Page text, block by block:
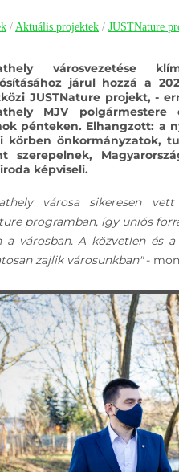
/ Aktuális projektek / JUSTNature
városvezetése
járul hozzá a
JUSTNature projekt, -
MJV
pénteken. Elhangzott: a
körben önkormányzatok,
szerepelnek,
képviseli.
városa sikeresen
programban, így uniós
a városban. A közvetlen és
zajlik városunkban"-